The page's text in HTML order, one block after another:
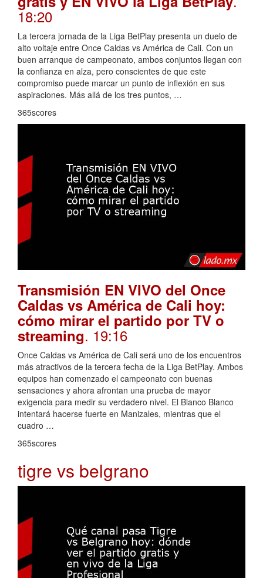
18:20
La tercera jornada de la Liga BetPlay presenta un duelo de
alto voltaje entre Once Caldas vs América de Cali. Con un
buen arranque de campeonato, ambos conjuntos llegan con
la confianza en alza, pero conscientes de que este
compromiso puede marcar un punto de inflexión en sus
aspiraciones. Más allá de los tres puntos, …
365scores
Transmisión EN VIVO del Once
Caldas vs América de Cali hoy:
cómo mirar el partido por TV o
streaming. 19:16
Once Caldas vs América de Cali será uno de los encuentros
más atractivos de la tercera fecha de la Liga BetPlay. Ambos
equipos han comenzado el campeonato con buenas
sensaciones y ahora afrontan una prueba de mayor
exigencia para medir su verdadero nivel. El Blanco Blanco
intentará hacerse fuerte en Manizales, mientras que el
cuadro …
365scores
tigre vs belgrano